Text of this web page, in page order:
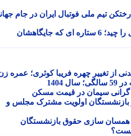
تیم ملی فوتبال ایران در جام جهانی
مورینیو ترکیب رؤیایی رئال را چید؛ 6 ستاره ای که جایگاهشان
تغییر چهره فریبا کوثری؛ عمره زن
سیمان در قیمت مسکن
اولویت مشترک مجلس و
سازی حقوق بازنشستگان